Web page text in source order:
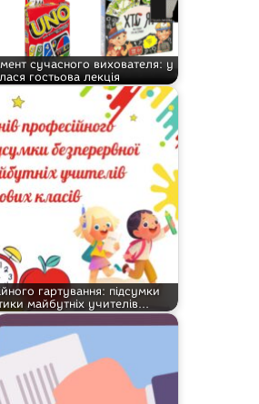
сучасного вихователя: у
гостьова лекція
гартування: підсумки
майбутніх учителів…